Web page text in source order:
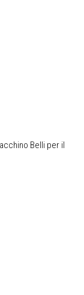
Belli per il